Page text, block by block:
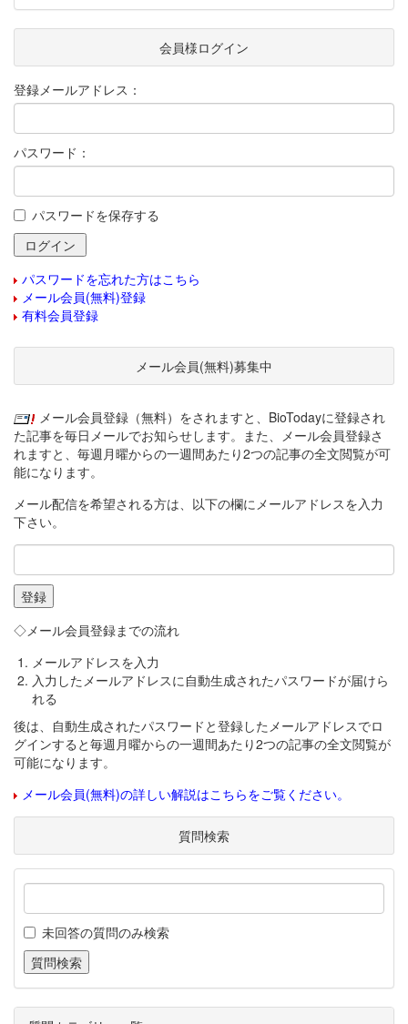
会員様ログイン
登録メールアドレス：
パスワード：
パスワードを保存する
パスワードを忘れた方はこちら
メール会員(無料)登録
有料会員登録
メール会員(無料)募集中
メール会員登録（無料）をされますと、BioTodayに登録され
た記事を毎日メールでお知らせします。また、メール会員登録さ
れますと、毎週月曜からの一週間あたり2つの記事の全文閲覧が可
能になります。
メール配信を希望される方は、以下の欄にメールアドレスを入力
下さい。
◇メール会員登録までの流れ
メールアドレスを入力
入力したメールアドレスに自動生成されたパスワードが届けら
れる
後は、自動生成されたパスワードと登録したメールアドレスでロ
グインすると毎週月曜からの一週間あたり2つの記事の全文閲覧が
可能になります。
メール会員(無料)の詳しい解説はこちらをご覧ください。
質問検索
未回答の質問のみ検索